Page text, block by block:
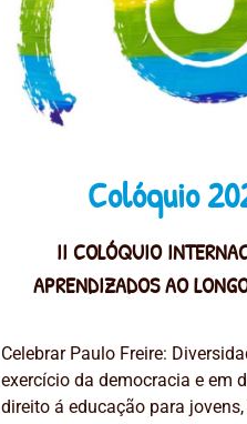
Colóquio
II COLÓQUIO
APRENDIZADOS AO
Celebrar Paulo Freire:
exercício da democracia e em
direito á educação para